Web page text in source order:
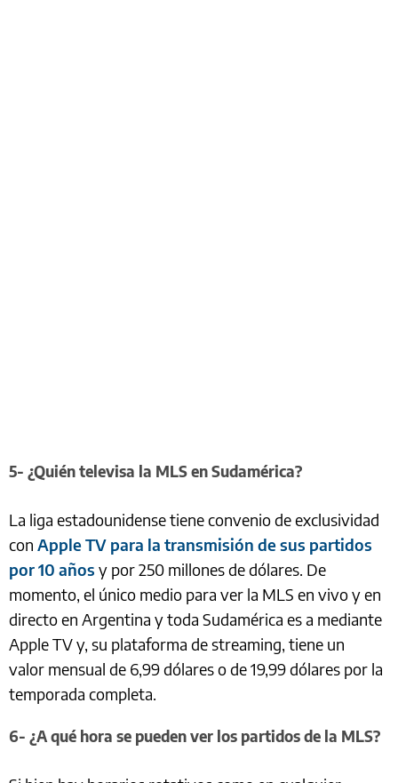
5- ¿Quién televisa la MLS en Sudamérica?
La liga estadounidense tiene convenio de exclusividad
con Apple TV para la transmisión de sus partidos
por 10 años y por 250 millones de dólares. De
momento, el único medio para ver la MLS en vivo y en
directo en Argentina y toda Sudamérica es a mediante
Apple TV y, su plataforma de streaming, tiene un
valor mensual de 6,99 dólares o de 19,99 dólares por la
temporada completa.
6- ¿A qué hora se pueden ver los partidos de la MLS?